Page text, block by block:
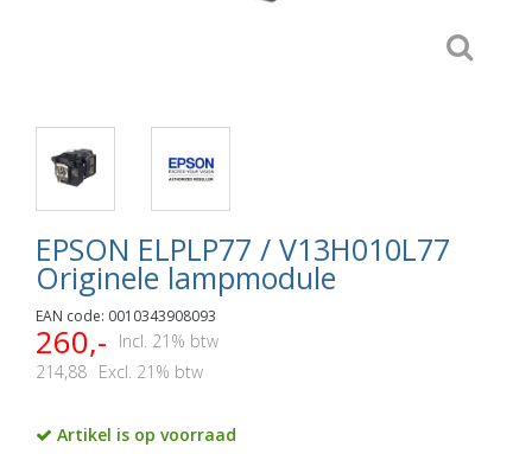
EPSON ELPLP77 / V13H010L77
Originele lampmodule
EAN code: 0010343908093
260,-
Incl. 21% btw
214,88 Excl. 21% btw
Artikel is op voorraad